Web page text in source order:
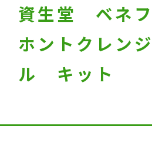
資生堂 ベネ
ホントクレン
ル キット